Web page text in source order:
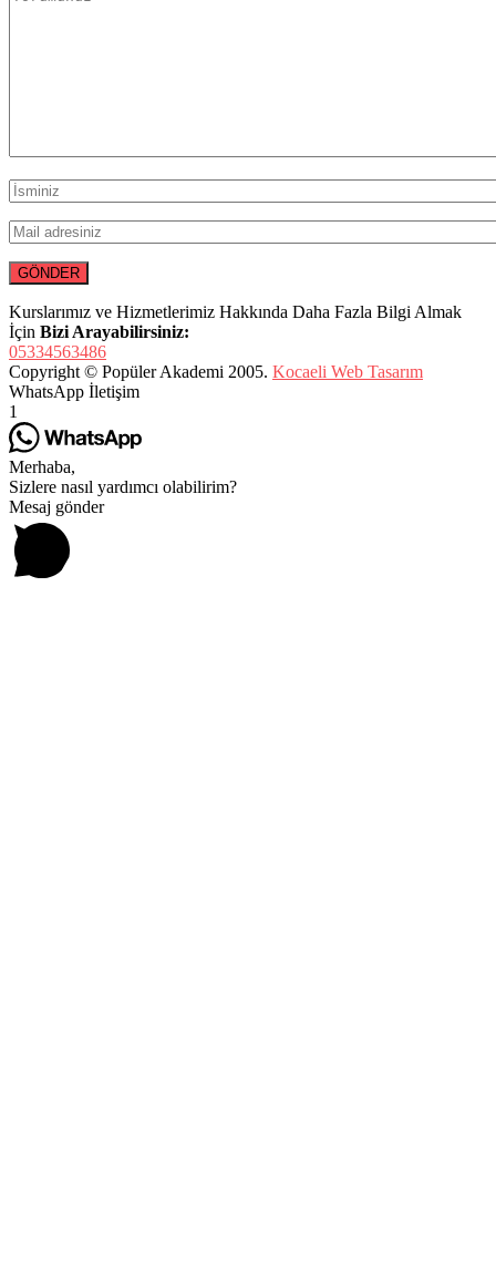
Kurslarımız ve Hizmetlerimiz Hakkında Daha Fazla Bilgi Almak
İçin Bizi Arayabilirsiniz:
05334563486
Copyright © Popüler Akademi 2005. Kocaeli Web Tasarım
WhatsApp İletişim
1
Merhaba,
Sizlere nasıl yardımcı olabilirim?
Mesaj gönder